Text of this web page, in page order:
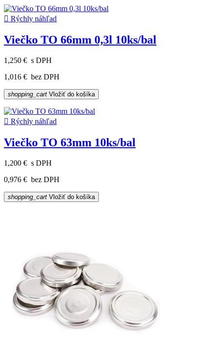
 Rýchly náhľad
Viečko TO 66mm 0,3l 10ks/bal
1,250 € s DPH
1,016 € bez DPH
shopping_cart Vložiť do košíka
 Rýchly náhľad
Viečko TO 63mm 10ks/bal
1,200 € s DPH
0,976 € bez DPH
shopping_cart Vložiť do košíka